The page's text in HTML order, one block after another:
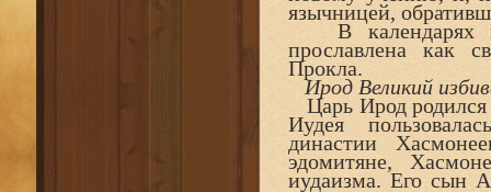
язычницей,
В календарях
прославлена как
Прокла.
Ирод Великий
Царь Ирод
Иудея
династии
эдомитяне,
иудаизма. Его сын